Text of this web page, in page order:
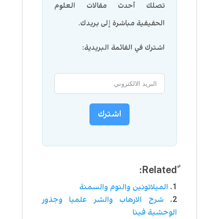
تصلك أحدث مقالات العلوم
الحقيقية مباشرة إلى بريدك.
اشترك في القائمة البريدية:
اشترك
ٌRelated:
الميلاتونين والنوم والسمنة
شرح الارهاب والشر علميا وجذور
الوحشية فينا